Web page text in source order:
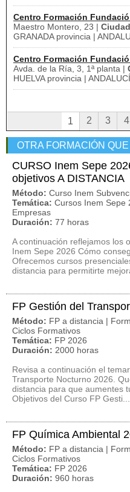
Centro Formación
Maestro Montero, 23 |
GRANADA provincia |
Centro Formación
Avda. de la Ría, 3, 1ª planta |
HUELVA provincia |
1 2 3 4
OTRA FORMACIÓN
CURSO Inem Sepe
objetivos A DISTANCIA
Método: Curso Inem
Temática: Cursos Inem Sepe
Empresas
Duración: 77 horas
A continuación reflejamos los
Inem Sepe 2026 Cómo
Ofrecemos cursos
distancia para permitirte
FP Gestión del
Método: FP a distancia |
Ciclos Formativos
Temática: FP 2026
Duración: 2000 horas
Revisa a continuación el
Transporte Nocturno 2026.
distancia para que aumentes
Objetivos del Curso FP Gesti...
FP Química Ambiental
Método: FP a distancia |
Ciclos Formativos
Temática: FP 2026
Duración: 960 horas